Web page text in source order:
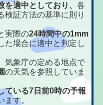
を適中としており、各
検証方法の基準に則り
実際の24時間中の1mm
た場合に適中と判定し
気象庁の定める地点で
の天気を参照していま
ている7日前0時の予報
ます。